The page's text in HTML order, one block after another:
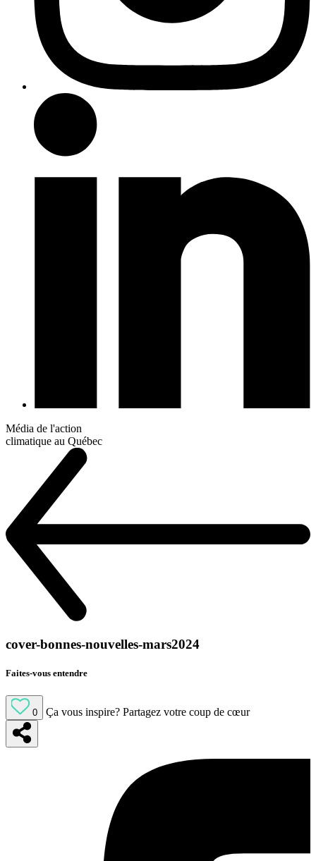
Média de l'action
climatique au Québec
cover-bonnes-nouvelles-mars2024
Faites-vous entendre
0 Ça vous inspire? Partagez votre coup de cœur